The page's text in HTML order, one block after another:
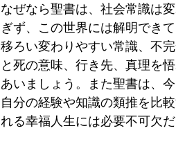
なぜなら聖書は、社会常識は
ぎず、この世界には解明でき
移ろい変わりやすい常識、不
と死の意味、行き先、真理を
あいましょう。また聖書は、
自分の経験や知識の類推を比
れる幸福人生には必要不可欠だ